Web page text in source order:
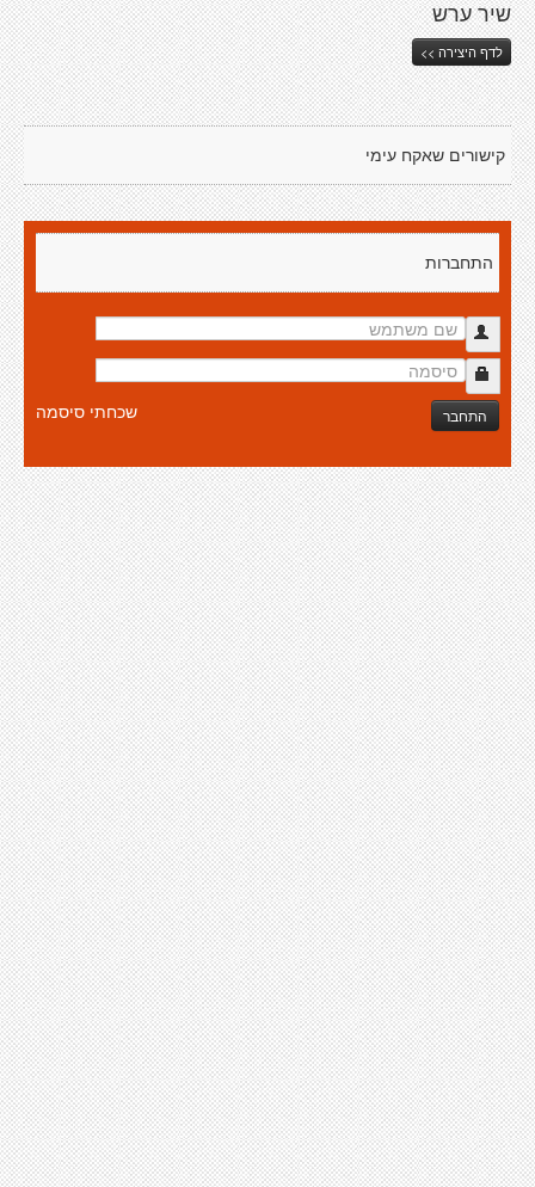
שיר ערש
לדף היצירה >>
קישורים שאקח עימי
התחברות
התחבר שכחתי סיסמה